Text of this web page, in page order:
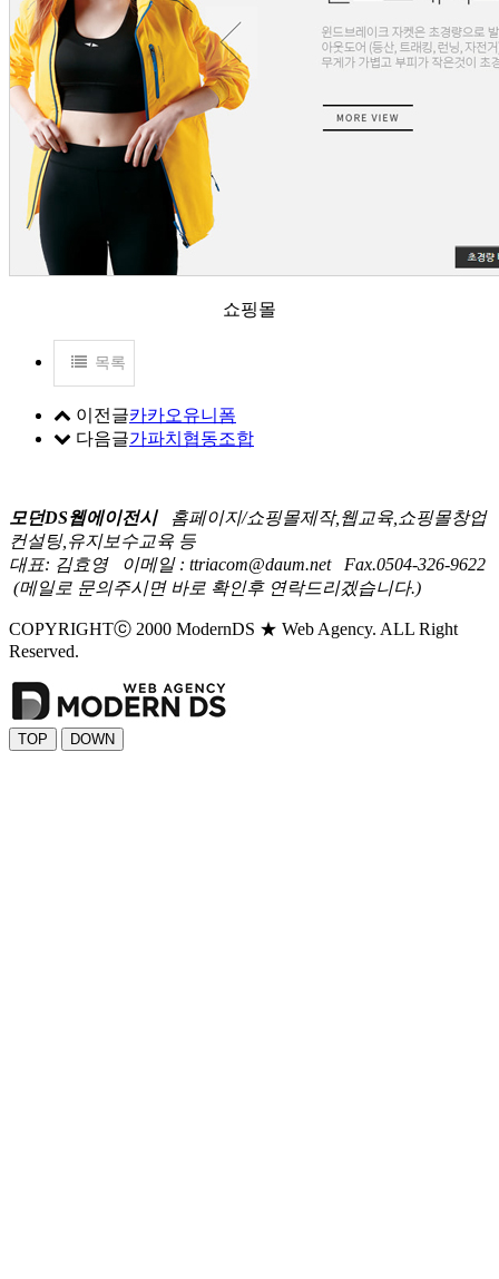
쇼핑몰
목록
이전글카카오유니폼
다음글가파치협동조합
모던DS웹에이전시홈페이지/쇼핑몰제작,웹교육,쇼핑몰창업
컨설팅,유지보수교육 등
대표: 김효영
이메일 : ttriacom@daum.net
Fax.0504-326-9622
(메일로 문의주시면 바로 확인후 연락드리겠습니다.)
COPYRIGHTⓒ 2000 ModernDS ★ Web Agency. ALL Right
Reserved.
TOP DOWN